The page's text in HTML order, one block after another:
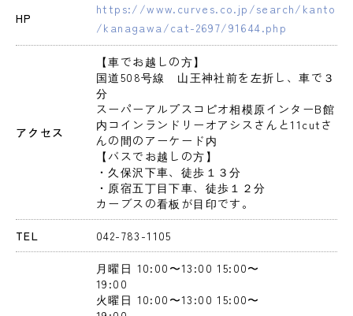
HP
https://www.curves.co.jp/search/kanto
/kanagawa/cat-2697/91644.php
アクセス
【車でお越しの方】
国道508号線　山王神社前を左折し、車で３
分
スーパーアルプスコピオ相模原インターB館
内コインランドリーオアシスさんと11cutさ
んの間のアーケード内
【バスでお越しの方】
・久保沢下車、徒歩１３分
・原宿五丁目下車、徒歩１２分
カーブスの看板が目印です。
TEL 042-783-1105
月曜日 10:00〜13:00 15:00〜
19:00
火曜日 10:00〜13:00 15:00〜